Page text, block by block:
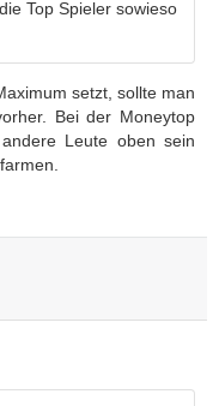
Top Spieler sowieso
setzt, sollte man
Bei der Moneytop
Leute oben sein